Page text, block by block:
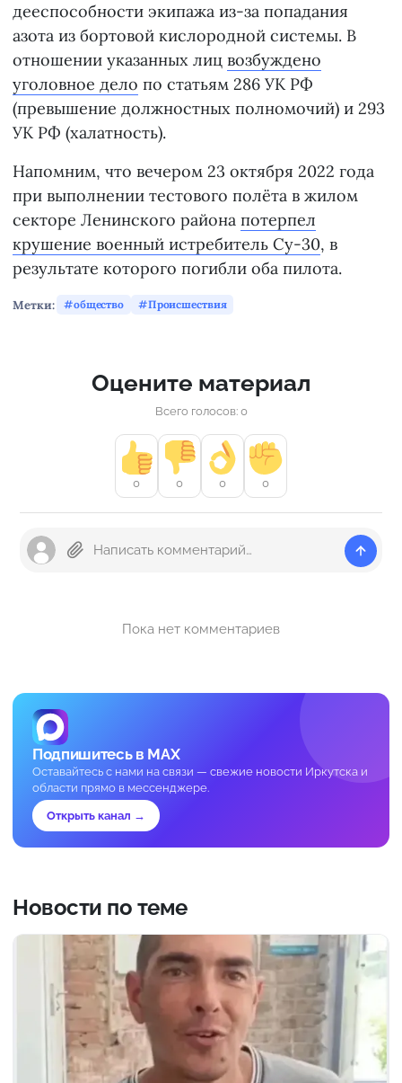
дееспособности экипажа из-за попадания
азота из бортовой кислородной системы. В
отношении указанных лиц возбуждено
уголовное дело по статьям 286 УК РФ
(превышение должностных полномочий) и 293
УК РФ (халатность).
Напомним, что вечером 23 октября 2022 года
при выполнении тестового полёта в жилом
секторе Ленинского района потерпел
крушение военный истребитель Су-30, в
результате которого погибли оба пилота.
Метки: общество Происшествия
Оцените материал
Всего голосов: 0
0 0 0 0
Пока нет комментариев
Подпишитесь в MAX
Оставайтесь с нами на связи — свежие новости Иркутска и
области прямо в мессенджере.
Открыть канал →
Новости по теме